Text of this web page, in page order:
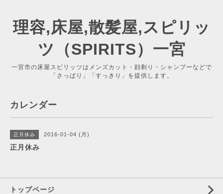
理容,床屋,散髪屋,スピリッ
ツ（SPIRITS）一宮
一宮市の床屋スピリッツはメンズカット・顔剃り・シャンプーなどで
「さっぱり」「すっきり」を提供します。
カレンダー
正月休み 2016-01-04 (月)
正月休み
トップページ